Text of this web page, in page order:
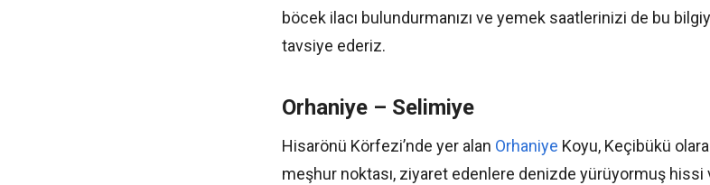
böcek ilacı bulundurmanızı ve yemek saatlerinizi de bu
tavsiye ederiz.
Orhaniye – Selimiye
Hisarönü Körfezi’nde yer alan Orhaniye Koyu, Keçibükü
meşhur noktası, ziyaret edenlere denizde yürüyormuş hissi